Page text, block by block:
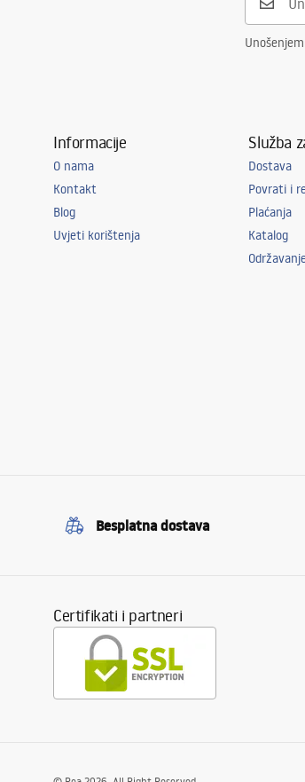
Informacije
O nama
Kontakt
Blog
Uvjeti korištenja
Služba
Dostava
Povrati i
Plaćanja
Katalog
Besplatna dostava
Certifikati i partneri